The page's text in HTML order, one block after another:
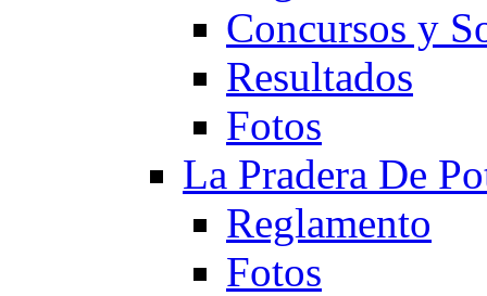
Concursos y
Resultados
Fotos
La Pradera De
Reglamento
Fotos